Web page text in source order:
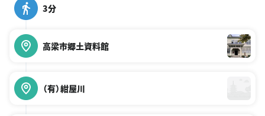
3分
高梁市郷土資料館
（有）紺屋川